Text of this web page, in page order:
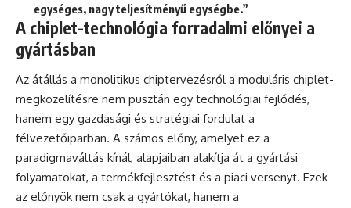
egységes, nagy teljesítményű egységbe.”
A chiplet-technológia forradalmi előnyei a
gyártásban
Az átállás a monolitikus chiptervezésről a moduláris chiplet-
megközelítésre nem pusztán egy technológiai fejlődés,
hanem egy gazdasági és stratégiai fordulat a
félvezetőiparban. A számos előny, amelyet ez a
paradigmaváltás kínál, alapjaiban alakítja át a gyártási
folyamatokat, a termékfejlesztést és a piaci versenyt. Ezek
az előnyök nem csak a gyártókat, hanem a